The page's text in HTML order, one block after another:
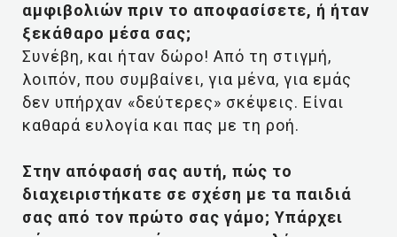
αμφιβολιών πριν το αποφασίσετε, ή ήταν
ξεκάθαρο μέσα σας;
Συνέβη, και ήταν δώρο! Από τη στιγμή,
λοιπόν, που συμβαίνει, για μένα, για εμάς
δεν υπήρχαν «δεύτερες» σκέψεις. Είναι
καθαρά ευλογία και πας με τη ροή.
Στην απόφασή σας αυτή, πώς το
διαχειριστήκατε σε σχέση με τα παιδιά
σας από τον πρώτο σας γάμο; Υπάρχει